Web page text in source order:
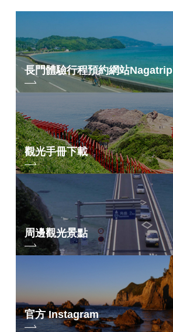
長門體驗行程預約網站Nagatrip
觀光手冊下載
周邊觀光景點
官方 Instagram